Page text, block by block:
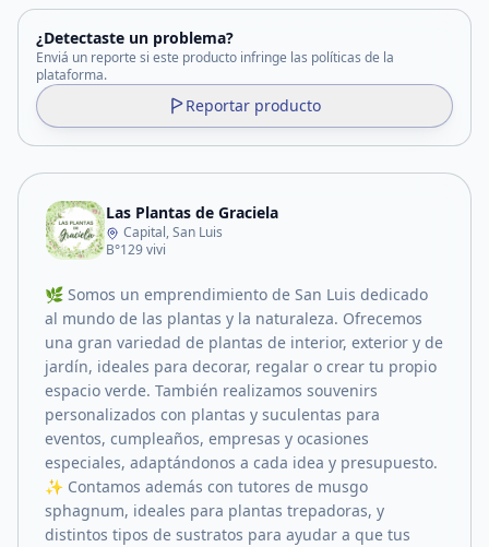
¿Detectaste un problema?
Enviá un reporte si este producto infringe las políticas de la
plataforma.
Reportar producto
Las Plantas de Graciela
Capital, San Luis
B°129 vivi
🌿 Somos un emprendimiento de San Luis dedicado
al mundo de las plantas y la naturaleza. Ofrecemos
una gran variedad de plantas de interior, exterior y de
jardín, ideales para decorar, regalar o crear tu propio
espacio verde. También realizamos souvenirs
personalizados con plantas y suculentas para
eventos, cumpleaños, empresas y ocasiones
especiales, adaptándonos a cada idea y presupuesto.
✨ Contamos además con tutores de musgo
sphagnum, ideales para plantas trepadoras, y
distintos tipos de sustratos para ayudar a que tus